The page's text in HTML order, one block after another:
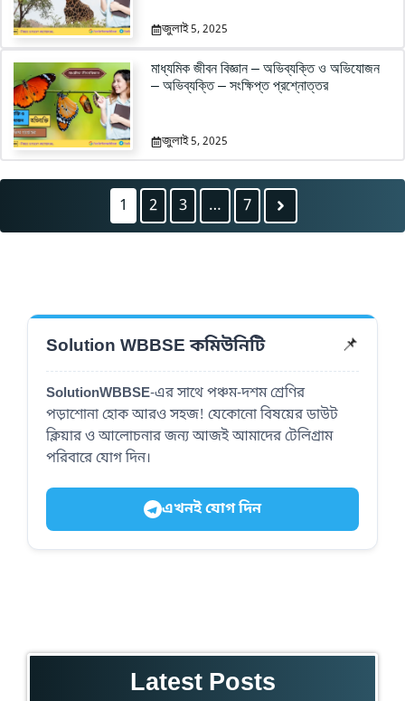
জুলাই 5, 2025
মাধ্যমিক জীবন বিজ্ঞান – অভিব্যক্তি ও অভিযোজন
– অভিব্যক্তি – সংক্ষিপ্ত প্রশ্নোত্তর
জুলাই 5, 2025
1 2 3 … 7
Solution WBBSE কমিউনিটি 📌
SolutionWBBSE-এর সাথে পঞ্চম-দশম শ্রেণির
পড়াশোনা হোক আরও সহজ! যেকোনো বিষয়ের ডাউট
ক্লিয়ার ও আলোচনার জন্য আজই আমাদের টেলিগ্রাম
পরিবারে যোগ দিন।
এখনই যোগ দিন
Latest Posts